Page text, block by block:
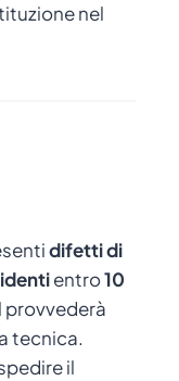
nel
difetti di
entro10
provvederà
tecnica.
il